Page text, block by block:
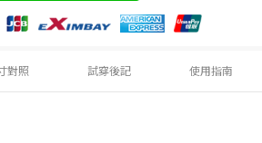
對照 試穿後記 使用指南